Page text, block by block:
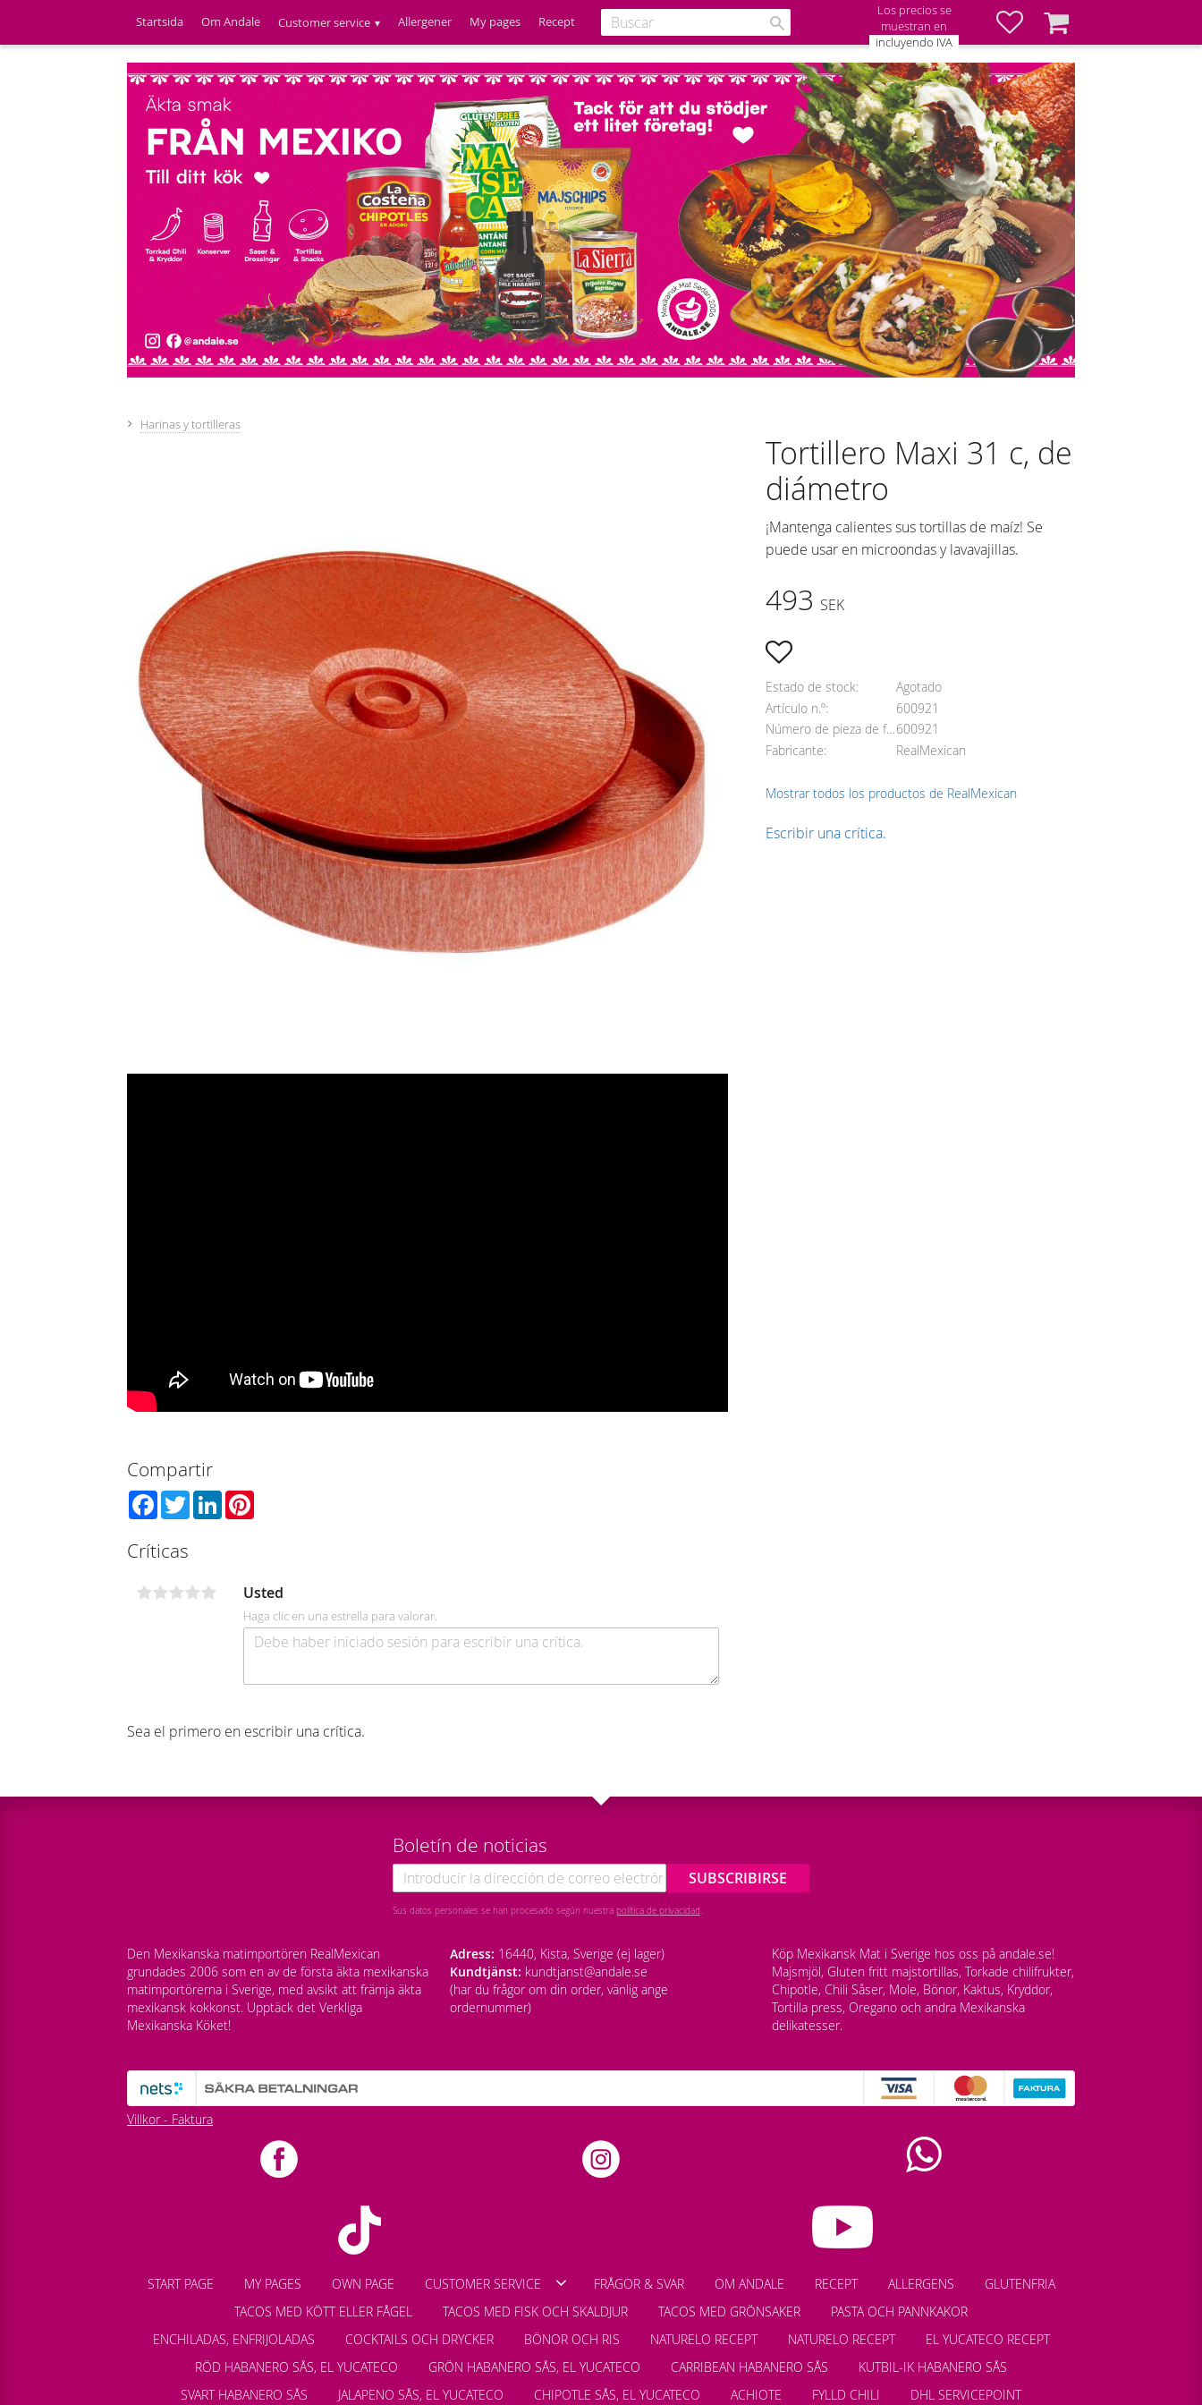
Startsida Om Andale Customer service Allergener My pages Recept
Los precios se
muestran en
incluyendo IVA
Favoritos
Cesta
Harinas y tortilleras
Tortillero Maxi 31 c, de
diámetro
¡Mantenga calientes sus tortillas de maíz! Se
puede usar en microondas y lavavajillas.
493 SEK
Añadir a favoritos
Estado de stock
Agotado
Artículo n.º
600921
Número de pieza de fabricante600921
Fabricante
RealMexican
Mostrar todos los productos de RealMexican
Escribir una crítica.
Compartir
Facebook
TwitterLinkedIn
Críticas
Usted
Haga clic en una estrella para valorar.
Sea el primero en escribir una crítica.
Boletín de noticias
SUBSCRIBIRSE
Sus datos personales se han procesado según nuestra política de privacidad.
Den Mexikanska matimportören RealMexican
grundades 2006 som en av de första äkta mexikanska
matimportörerna i Sverige, med avsikt att främja äkta
mexikansk kokkonst. Upptäck det Verkliga
Mexikanska Köket!
Adress: 16440, Kista, Sverige (ej lager)
Kundtjänst: kundtjanst@andale.se
(har du frågor om din order, vänlig ange
ordernummer)
Köp Mexikansk Mat i Sverige hos oss på andale.se!
Majsmjöl, Gluten fritt majstortillas, Torkade chilifrukter,
Chipotle, Chili Såser, Mole, Bönor, Kaktus, Kryddor,
Tortilla press, Oregano och andra Mexikanska
delikatesser.
Villkor - Faktura
START PAGE MY PAGES OWN PAGE CUSTOMER SERVICE FRÅGOR & SVAR OM ANDALE RECEPT ALLERGENS
GLUTENFRIA
TACOS MED KÖTT ELLER FÅGEL
TACOS MED FISK OCH SKALDJUR TACOS MED GRÖNSAKER
PASTA OCH PANNKAKOR
ENCHILADAS, ENFRIJOLADAS
COCKTAILS OCH DRYCKER BÖNOR OCH RIS NATURELO RECEPT NATURELO RECEPT
EL YUCATECO RECEPT
RÖD HABANERO SÅS, EL YUCATECO
GRÖN HABANERO SÅS, EL YUCATECO CARRIBEAN HABANERO SÅS
KUTBIL-IK HABANERO SÅS
SVART HABANERO SÅS
JALAPENO SÅS, EL YUCATECO CHIPOTLE SÅS, EL YUCATECO ACHIOTE FYLLD CHILI DHL SERVICEPOINT